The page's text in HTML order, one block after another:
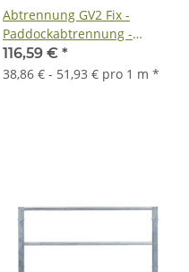
Abtrennung GV2 Fix -
Paddockabtrennung -
Stallabtrennung - zzgl.
Fracht
116,59 € *
38,86 € - 51,93 € pro 1 m *